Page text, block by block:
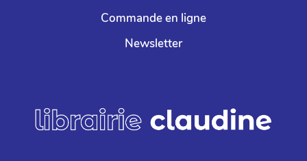
Commande en ligne
Newsletter